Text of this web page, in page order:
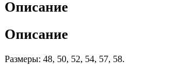
Описание
Описание
Размеры: 48, 50, 52, 54, 57, 58.